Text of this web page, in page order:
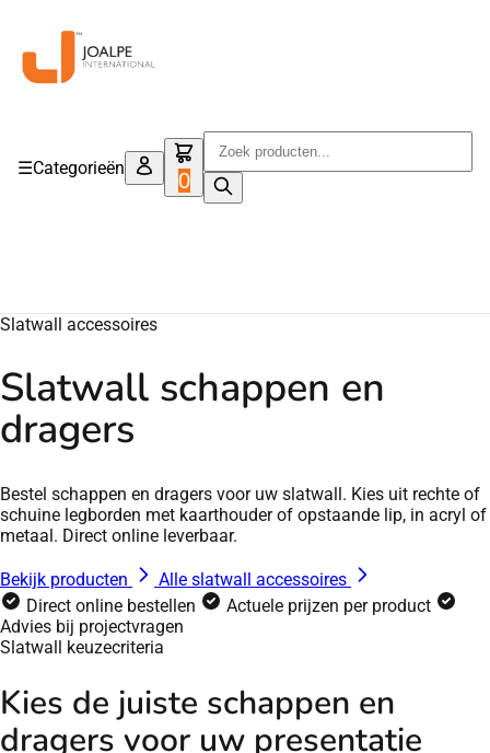
☰Categorieën
0
Slatwall accessoires
Slatwall schappen en
dragers
Bestel schappen en dragers voor uw slatwall. Kies uit rechte of
schuine legborden met kaarthouder of opstaande lip, in acryl of
metaal. Direct online leverbaar.
Bekijk producten
Alle slatwall accessoires
Direct online bestellen
Actuele prijzen per product
Advies bij projectvragen
Slatwall keuzecriteria
Kies de juiste schappen en
dragers voor uw presentatie